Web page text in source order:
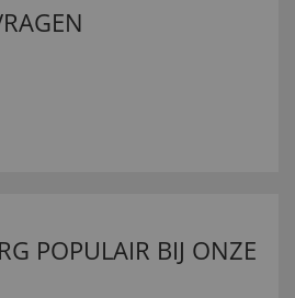
POPULAIR BIJ ONZE